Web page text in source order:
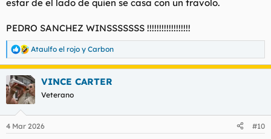
estar de el lado de quien se casa con un travolo.
PEDRO SANCHEZ WINSSSSSSS !!!!!!!!!!!!!!!!!!
R
e
a
c
c
i
e
Ataulfo el rojo y Carbon
VINCE CARTER
Veterano
4 Mar 2026 #10